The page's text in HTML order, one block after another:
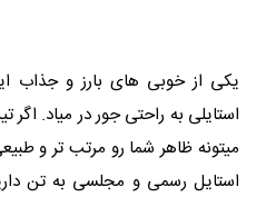
یکی از خوبی های بارز و جذاب
استایلی به راحتی جور در میاد.
میتونه ظاهر شما رو مرتب تر و
استایل رسمی و مجلسی به تن